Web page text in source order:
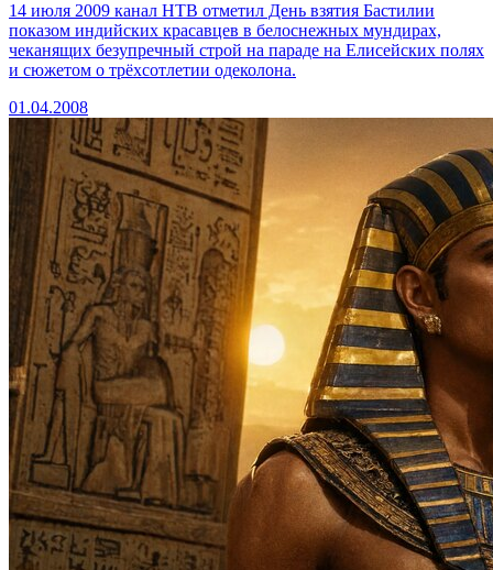
14 июля 2009 канал НТВ отметил День взятия Бастилии
показом индийских красавцев в белоснежных мундирах,
чеканящих безупречный строй на параде на Елисейских полях
и сюжетом о трёхсотлетии одеколона.
01.04.2008